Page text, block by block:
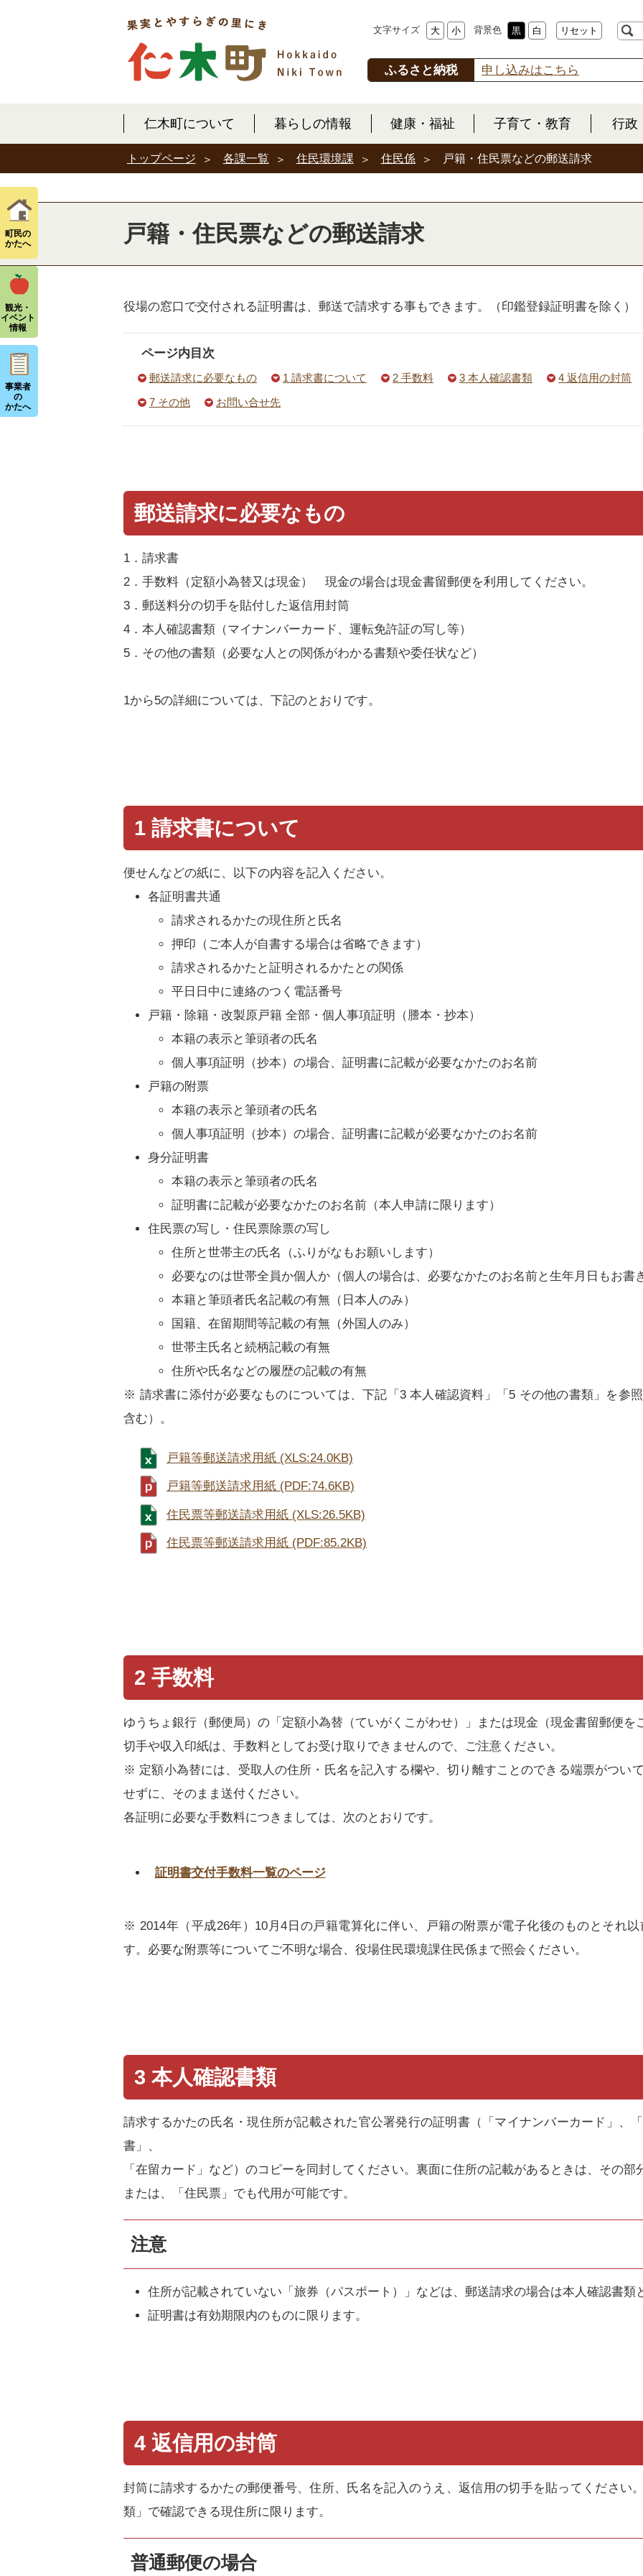
文字サイズ 大 小 背景色 黒 白 リセット
ふるさと納税 申し込みはこちら
町民の
かたへ
観光・
イベント
情報
事業者
の
かたへ
仁木町について 暮らしの情報 健康・福祉 子育て・教育 行政
トップページ 各課一覧 住民環境課 住民係 戸籍・住民票などの郵送請求
戸籍・住民票などの郵送請求
役場の窓口で交付される証明書は、郵送で請求する事もできます。（印鑑登録証明書を除く）
ページ内目次
郵送請求に必要なもの 1 請求書について 2 手数料 3 本人確認書類 4 返信用の封筒
7 その他
お問い合せ先
郵送請求に必要なもの
1．請求書
2．手数料（定額小為替又は現金） 現金の場合は現金書留郵便を利用してください。
3．郵送料分の切手を貼付した返信用封筒
4．本人確認書類（マイナンバーカード、運転免許証の写し等）
5．その他の書類（必要な人との関係がわかる書類や委任状など）
1から5の詳細については、下記のとおりです。
1 請求書について
便せんなどの紙に、以下の内容を記入ください。
各証明書共通
請求されるかたの現住所と氏名
押印（ご本人が自書する場合は省略できます）
請求されるかたと証明されるかたとの関係
平日日中に連絡のつく電話番号
戸籍・除籍・改製原戸籍 全部・個人事項証明（謄本・抄本）
本籍の表示と筆頭者の氏名
個人事項証明（抄本）の場合、証明書に記載が必要なかたのお名前
戸籍の附票
本籍の表示と筆頭者の氏名
個人事項証明（抄本）の場合、証明書に記載が必要なかたのお名前
身分証明書
本籍の表示と筆頭者の氏名
証明書に記載が必要なかたのお名前（本人申請に限ります）
住民票の写し・住民票除票の写し
住所と世帯主の氏名（ふりがなもお願いします）
必要なのは世帯全員か個人か（個人の場合は、必要なかたのお名前と生年月日もお書
本籍と筆頭者氏名記載の有無（日本人のみ）
国籍、在留期間等記載の有無（外国人のみ）
世帯主氏名と続柄記載の有無
住所や氏名などの履歴の記載の有無
※ 請求書に添付が必要なものについては、下記「3 本人確認資料」「5 その他の書類」を参
含む）。
戸籍等郵送請求用紙 (XLS:24.0KB)
戸籍等郵送請求用紙 (PDF:74.6KB)
住民票等郵送請求用紙 (XLS:26.5KB)
住民票等郵送請求用紙 (PDF:85.2KB)
2 手数料
ゆうちょ銀行（郵便局）の「定額小為替（ていがくこがわせ）」または現金（現金書留郵便を
切手や収入印紙は、手数料としてお受け取りできませんので、ご注意ください。
※ 定額小為替には、受取人の住所・氏名を記入する欄や、切り離すことのできる端票がつい
せずに、そのまま送付ください。
各証明に必要な手数料につきましては、次のとおりです。
証明書交付手数料一覧のページ
※ 2014年（平成26年）10月4日の戸籍電算化に伴い、戸籍の附票が電子化後のものとそれ
す。必要な附票等についてご不明な場合、役場住民環境課住民係まで照会ください。
3 本人確認書類
請求するかたの氏名・現住所が記載された官公署発行の証明書（「マイナンバーカード」、
書」、
「在留カード」など）のコピーを同封してください。裏面に住所の記載があるときは、その部
または、「住民票」でも代用が可能です。
注意
住所が記載されていない「旅券（パスポート）」などは、郵送請求の場合は本人確認書類
証明書は有効期限内のものに限ります。
4 返信用の封筒
封筒に請求するかたの郵便番号、住所、氏名を記入のうえ、返信用の切手を貼ってください
類」で確認できる現住所に限ります。
普通郵便の場合